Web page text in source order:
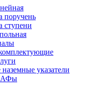
поручень
ступени
указатели